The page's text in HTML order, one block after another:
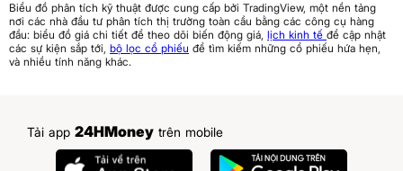
Biểu đồ phân tích kỹ thuật được cung cấp bởi TradingView, một nền tảng
nơi các nhà đầu tư phân tích thị trường toàn cầu bằng các công cụ hàng
đầu: biểu đồ giá chi tiết để theo dõi biến động giá, lịch kinh tế để cập nhật
các sự kiện sắp tới, bộ lọc cổ phiếu để tìm kiếm những cổ phiếu hứa hẹn,
và nhiều tính năng khác.
Tải app 24HMoney trên mobile